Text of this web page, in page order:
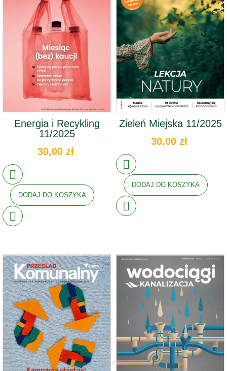
Energia i Recykling
11/2025
30,00 zł
DODAJ DO KOSZYKA
Zieleń Miejska 11/2025
30,00 zł
DODAJ DO KOSZYKA